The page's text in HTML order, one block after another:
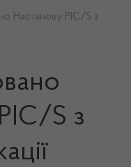
Настанову PIC/S з
S з